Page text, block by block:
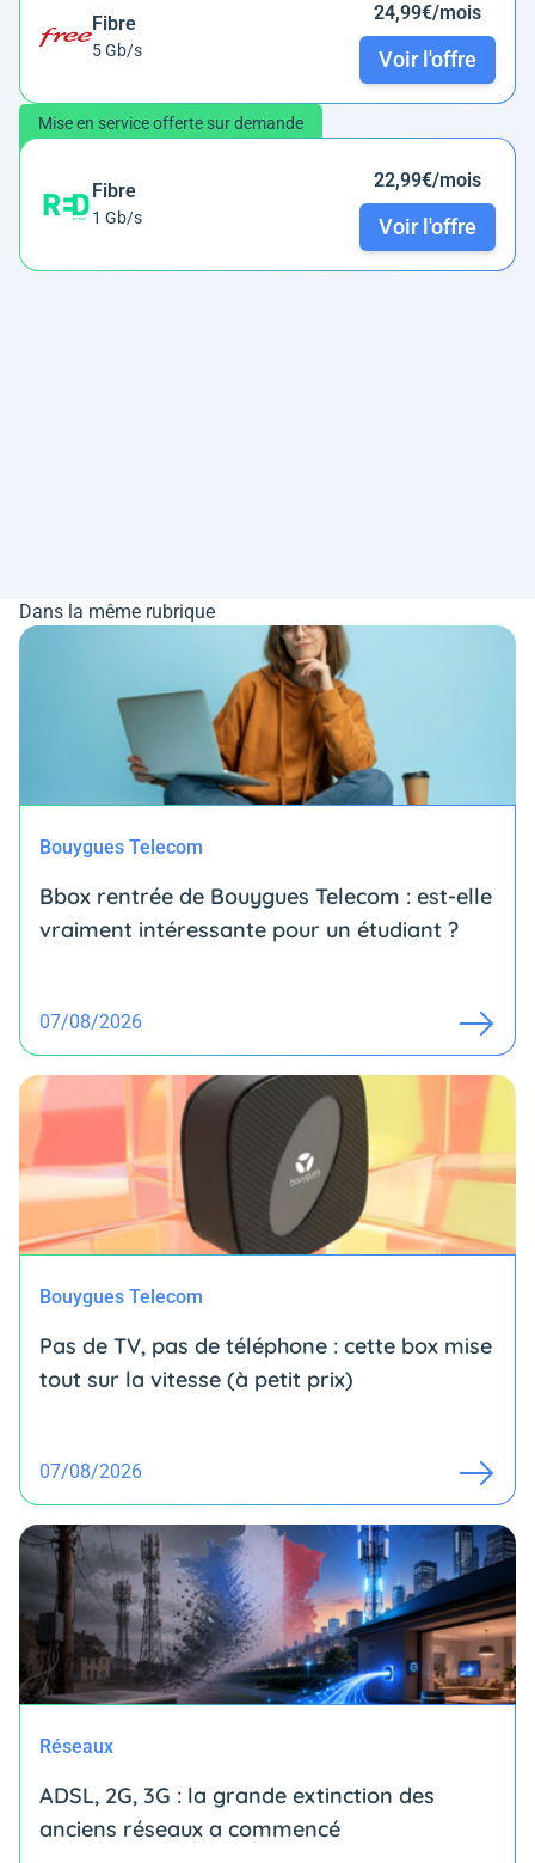
Fibre
5 Gb/s
24,99€/mois
Voir l'offre
Mise en service offerte sur demande
Fibre
1 Gb/s
22,99€/mois
Voir l'offre
Dans la même rubrique
Bouygues Telecom
Bbox rentrée de Bouygues Telecom : est-elle
vraiment intéressante pour un étudiant ?
07/08/2026
Bouygues Telecom
Pas de TV, pas de téléphone : cette box mise
tout sur la vitesse (à petit prix)
07/08/2026
Réseaux
ADSL, 2G, 3G : la grande extinction des
anciens réseaux a commencé